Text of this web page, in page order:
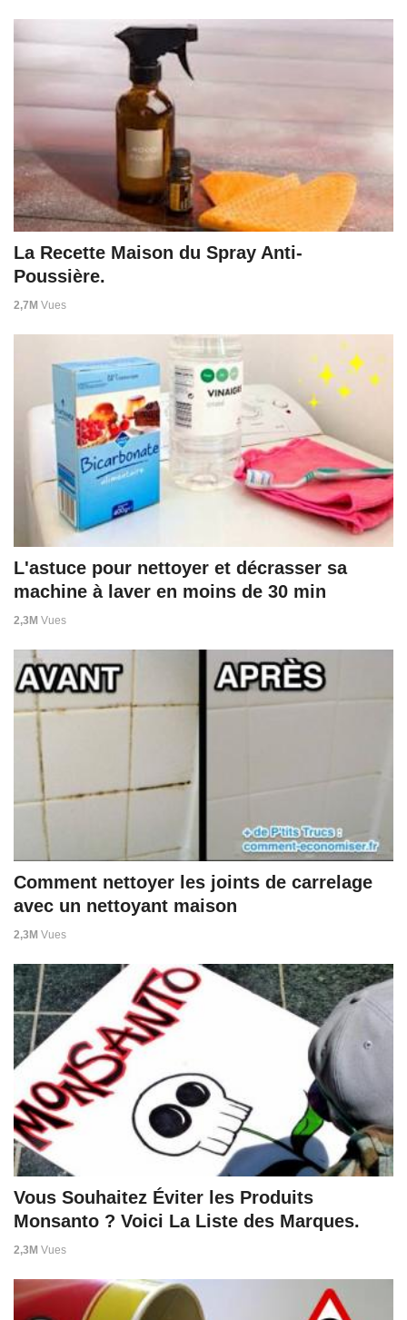
La Recette Maison du Spray Anti-
Poussière.
2,7M Vues
L'astuce pour nettoyer et décrasser sa
machine à laver en moins de 30 min
2,3M Vues
Comment nettoyer les joints de carrelage
avec un nettoyant maison
2,3M Vues
Vous Souhaitez Éviter les Produits
Monsanto ? Voici La Liste des Marques.
2,3M Vues